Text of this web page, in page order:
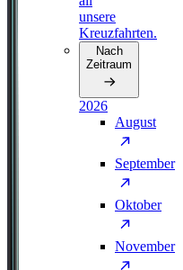
unsere
Kreuzfahrten.
Nach
Zeitraum
2026
August
September
Oktober
November